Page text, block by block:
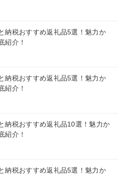
納税おすすめ返礼品5選！魅力か
紹介！
納税おすすめ返礼品5選！魅力か
紹介！
納税おすすめ返礼品10選！魅力か
紹介！
納税おすすめ返礼品5選！魅力か